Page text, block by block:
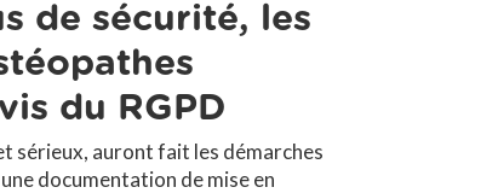
de sécurité, les
du RGPD
sérieux, auront fait les démarches
documentation de mise en